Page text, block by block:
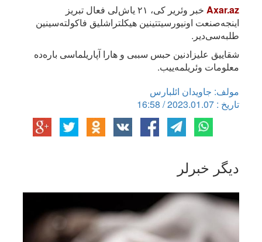
Axar.az
خبر وئریر کی، ۲۱ یاش‌لی فعال تبریز
اینجه‌صنعت اونیورسیتتینین هیکلتراشلیق فاکولته‌سینین
طلبه‌سی‌دیر.
شقاییق علیزادنین حبس سببی و هارا آپاریلماسی باره‌ده
معلومات وئریلمه‌ییب.
مولف: جاویدان ائلبارس
تاریخ : 2023.01.07 / 16:58
دیگر خبرلر